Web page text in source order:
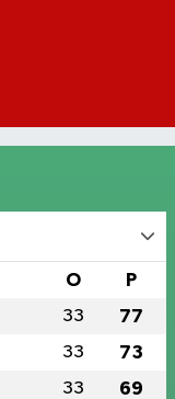
O P
33 77
33 73
33 69